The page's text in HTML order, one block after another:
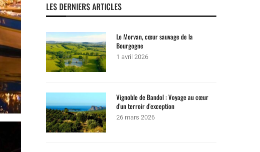
LES DERNIERS ARTICLES
Le Morvan, cœur sauvage de la
Bourgogne
1 avril 2026
Vignoble de Bandol : Voyage au cœur
d’un terroir d’exception
26 mars 2026